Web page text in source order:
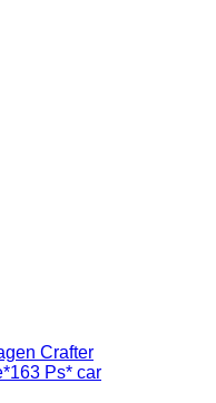
Crafter
Ps* car